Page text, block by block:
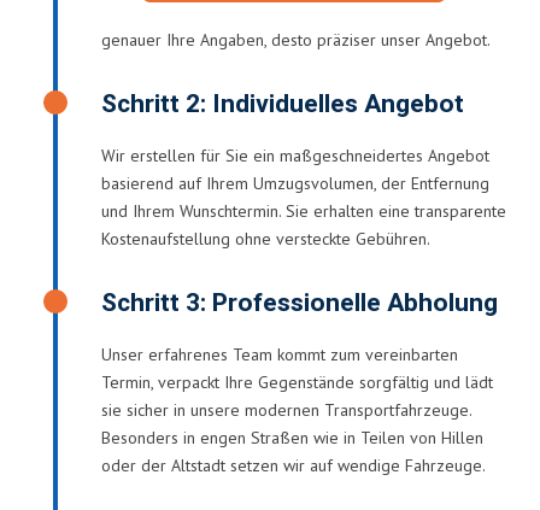
genauer Ihre Angaben, desto präziser unser Angebot.
Schritt 2: Individuelles Angebot
Wir erstellen für Sie ein maßgeschneidertes Angebot
basierend auf Ihrem Umzugsvolumen, der Entfernung
und Ihrem Wunschtermin. Sie erhalten eine transparente
Kostenaufstellung ohne versteckte Gebühren.
Schritt 3: Professionelle Abholung
Unser erfahrenes Team kommt zum vereinbarten
Termin, verpackt Ihre Gegenstände sorgfältig und lädt
sie sicher in unsere modernen Transportfahrzeuge.
Besonders in engen Straßen wie in Teilen von Hillen
oder der Altstadt setzen wir auf wendige Fahrzeuge.